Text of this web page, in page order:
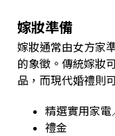
嫁妝準備
嫁妝通常由女方家
的象徵。傳統嫁妝
品，而現代婚禮則
精選實用家電
禮金